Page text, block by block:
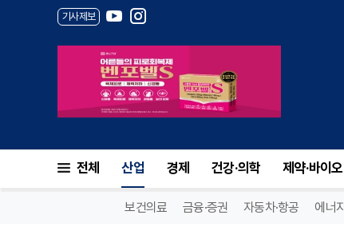
기사제보
전체 산업 경제 건강·의학 제약·바이오
보건의료 금융·증권 자동차·항공 에너지